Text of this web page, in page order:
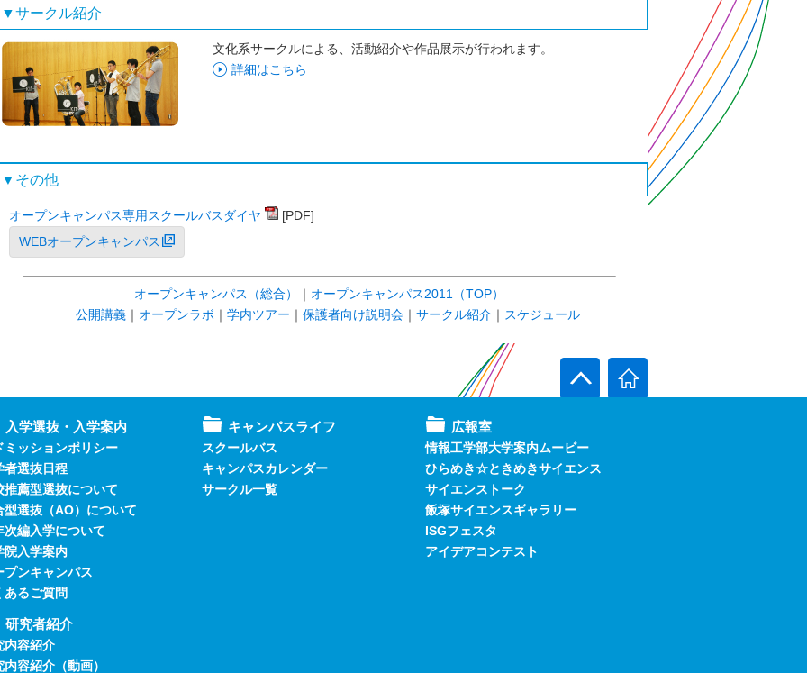
▼サークル紹介
文化系サークルによる、活動紹介や作品展示が行われます。
詳細はこちら
▼その他
オープンキャンパス専用スクールバスダイヤ
[PDF]
WEBオープンキャンパス
オープンキャンパス（総合） ｜ オープンキャンパス2011（TOP）
公開講義｜ オープンラボ ｜ 学内ツアー ｜ 保護者向け説明会｜ サークル紹介｜ スケジュール
入学選抜・入学案内
ミッションポリシー
者選抜日程
推薦型選抜について
型選抜（AO）について
次編入学について
院入学案内
プンキャンパス
あるご質問
研究者紹介
内容紹介
内容紹介（動画）
キャンパスライフ
スクールバス
キャンパスカレンダー
サークル一覧
広報室
情報工学部大学案内ムービー
ひらめき☆ときめきサイエンス
サイエンストーク
飯塚サイエンスギャラリー
ISGフェスタ
アイデアコンテスト